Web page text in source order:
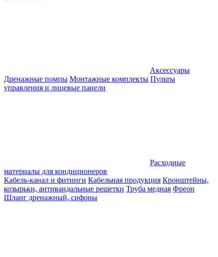
Аксессуары
Дренажные помпы Монтажные комплекты Пульты
управления и лицевые панели
Расходные
материалы для кондиционеров
Кабель-канал и фитинги Кабельная продукция Кронштейны,
козырьки, антивандальные решетки Труба медная Фреон
Шланг дренажный, сифоны